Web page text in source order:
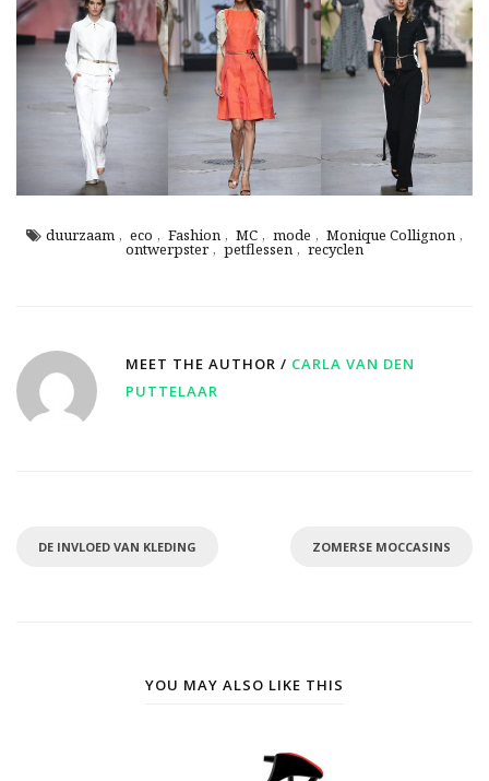
duurzaam , eco , Fashion , MC , mode , Monique Collignon ,
ontwerpster , petflessen , recyclen
MEET THE AUTHOR / CARLA VAN DEN
PUTTELAAR
DE INVLOED VAN KLEDING ZOMERSE MOCCASINS
YOU MAY ALSO LIKE THIS